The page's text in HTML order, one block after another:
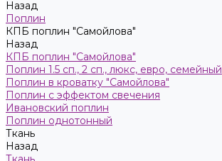
Назад
Поплин
КПБ поплин "Самойлова"
Назад
КПБ поплин "Самойлова"
Поплин 1.5 сп., 2 сп., люкс, евро, семейный
Поплин в кроватку "Самойлова"
Поплин с эффектом свечения
Ивановский поплин
Поплин однотонный
Ткань
Назад